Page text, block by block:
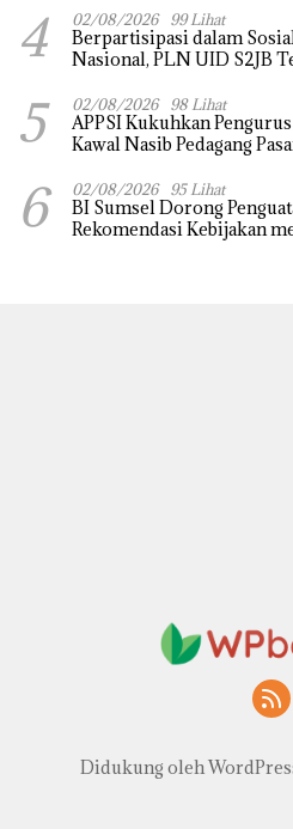
Inflasi
4 02/08/2026 99 Lihat
Berpartisipasi dalam
Nasional, PLN UID S2JB
5 02/08/2026 98 Lihat
APPSI Kukuhkan
Kawal Nasib Pedagang
6 02/08/2026 95 Lihat
BI Sumsel Dorong
Rekomendasi Kebijakan
Didukung oleh